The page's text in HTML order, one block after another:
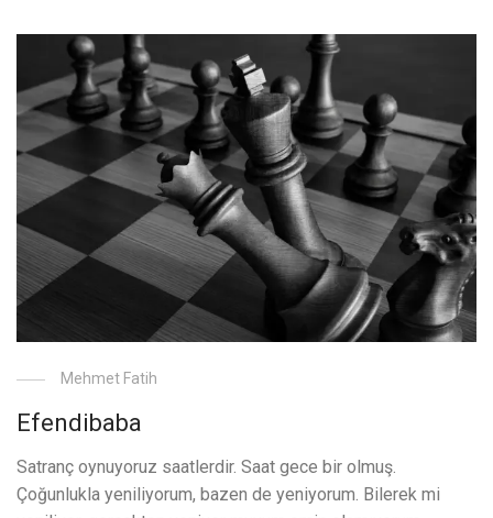
Mehmet Fatih
Efendibaba
Satranç oynuyoruz saatlerdir. Saat gece bir olmuş.
Çoğunlukla yeniliyorum, bazen de yeniyorum. Bilerek mi